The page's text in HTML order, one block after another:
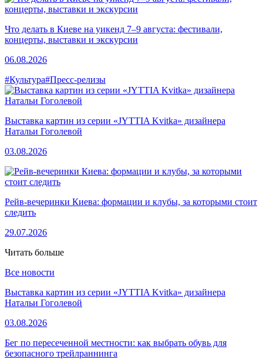
Что делать в Киеве на уикенд 7–9 августа: фестивали,
концерты, выставки и экскурсии
06.08.2026
#Культура#Пресс-релизы
Выставка картин из серии «JYTTIA Kvitka» дизайнера
Натальи Гоголевой
03.08.2026
Рейв-вечеринки Киева: формации и клубы, за которыми стоит
следить
29.07.2026
Читать больше
Все новости
Выставка картин из серии «JYTTIA Kvitka» дизайнера
Натальи Гоголевой
03.08.2026
Бег по пересеченной местности: как выбрать обувь для
безопасного трейлраннинга